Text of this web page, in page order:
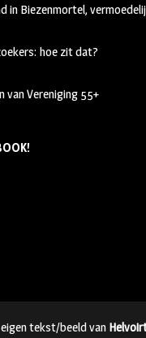
in Biezenmortel,
hoe zit dat?
van Vereniging 55+
tekst/beeld van